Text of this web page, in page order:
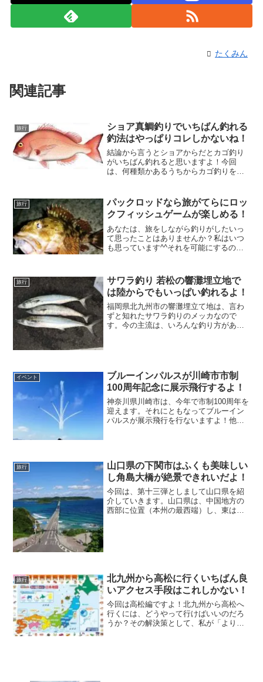
たくみん
関連記事
旅行
ショア真鯛釣りでいちばん釣れる
釣法はやっぱりコレしかないね！
結論から言うとショアからだとカゴ釣り
がいちばん釣れると思いますよ！今回
は、何種類かあるうちからカゴ釣りをメ
すが、山口県の山陰側にします。真鯛は
魚の王様と言われています。
旅行
パックロッドなら旅がてらにロッ
クフィッシュゲームが楽しめる！
あなたは、旅をしながら釣りがしたいっ
て思ったことはありませんか？私はいつ
も思っています^^それを可能にするのが
める！」を合い言葉に、ホントにどこで
も釣りができるんです。
旅行
サワラ釣り 若松の響灘埋立地で
は陸からでもいっぱい釣れるよ！
福岡県北九州市の響灘埋立て地は、言わ
ずと知れたサワラ釣りのメッカなので
す。今の主流は、いろんな釣り方があり
イベント
ブルーインパルスが川崎市市制
100周年記念に展示飛行するよ！
神奈川県川崎市は、今年で市制100周年を
迎えます。それにともなってブルーイン
パルスが展示飛行を行ないますよ！他に
ならず大勢の人が訪れるでしょう。
旅行
山口県の下関市はふくも美味しい
し角島大橋が絶景できれいだよ！
今回は、第十三弾としまして山口県を紹
介していきます。山口県は、中国地方の
西部に位置（本州の最西端）し、東は広
旅行
北九州から高松に行くいちばん良
いアクセス手段はこれしかない！
今回は高松編ですよ！北九州から高松へ
行くには、どうやって行けばいいのだろ
うか？その解決策として、私が「より良